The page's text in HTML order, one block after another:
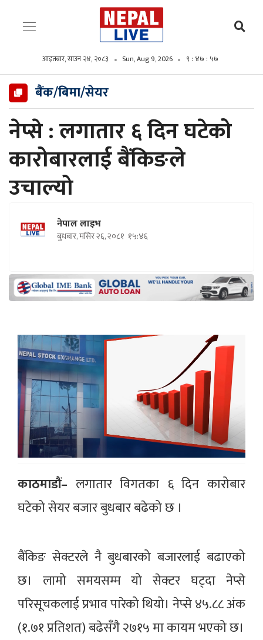
आइतबार, साउन २४, २०८३ Sun, Aug 9, 2026 ९ : ४७ : ५८
बैंक/बिमा/सेयर
नेप्से : लगातार ६ दिन घटेको
कारोबारलाई बैंकिङले
उचाल्यो
नेपाल लाइभ
बुधबार, मंसिर २६, २०८१ १५:४६
काठमाडौं– लगातार विगतका ६ दिन कारोबार
घटेको सेयर बजार बुधबार बढेको छ ।
बैंकिङ सेक्टरले नै बुधबारको बजारलाई बढाएको
छ। लामो समयसम्म यो सेक्टर घट्दा नेप्से
परिसूचकलाई प्रभाव पारेको थियो। नेप्से ४५.८८ अंक
(१.७१ प्रतिशत) बढेसँगै २७१५ मा कायम भएको छ।